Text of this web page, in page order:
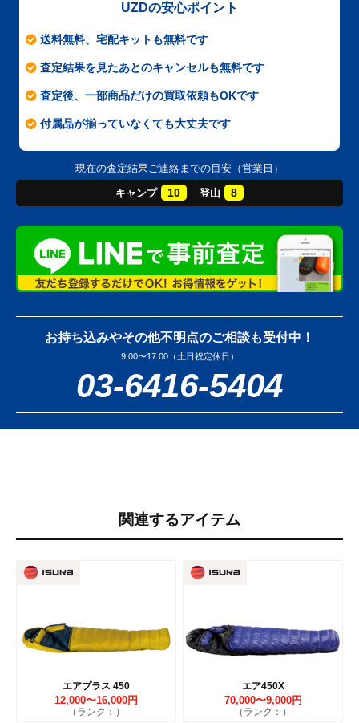
UZDの安心ポイント
送料無料、宅配キットも無料です
査定結果を見たあとのキャンセルも無料です
査定後、一部商品だけの買取依頼もOKです
付属品が揃っていなくても大丈夫です
現在の査定結果ご連絡までの目安（営業日）
キャンプ 10 登山 8
お持ち込みやその他不明点のご相談も受付中！
9:00〜17:00（土日祝定休日）
03-6416-5404
関連するアイテム
エアプラス 450
12,000〜16,000円
（ランク：）
エア450X
70,000〜9,000円
（ランク：）